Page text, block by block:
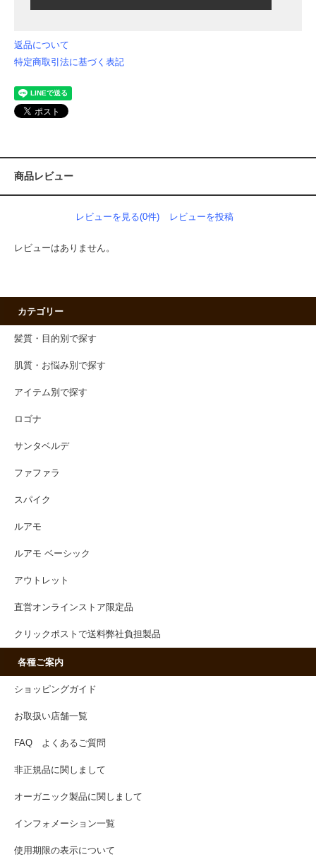
返品について
特定商取引法に基づく表記
商品レビュー
レビューを見る(0件) レビューを投稿
レビューはありません。
カテゴリー
髪質・目的別で探す
肌質・お悩み別で探す
アイテム別で探す
ロゴナ
サンタベルデ
ファファラ
スパイク
ルアモ
ルアモ ベーシック
アウトレット
直営オンラインストア限定品
クリックポストで送料弊社負担製品
各種ご案内
ショッピングガイド
お取扱い店舗一覧
FAQ よくあるご質問
非正規品に関しまして
オーガニック製品に関しまして
インフォメーション一覧
使用期限の表示について